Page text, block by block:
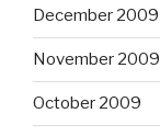
December 2009
November 2009
October 2009